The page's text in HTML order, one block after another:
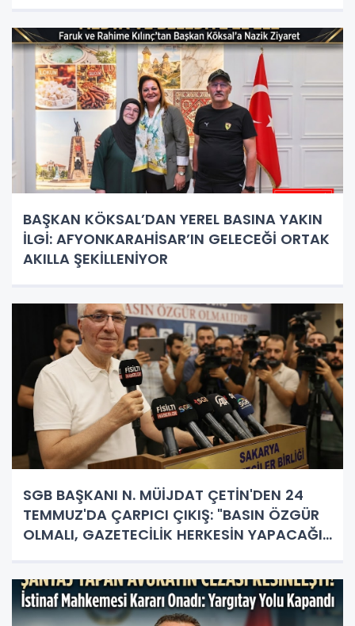
BAŞKAN KÖKSAL’DAN YEREL BASINA YAKIN
İLGİ: AFYONKARAHİSAR’IN GELECEĞİ ORTAK
AKILLA ŞEKİLLENİYOR
SGB BAŞKANI N. MÜİJDAT ÇETİN'DEN 24
TEMMUZ'DA ÇARPICI ÇIKIŞ: "BASIN ÖZGÜR
OLMALI, GAZETECİLİK HERKESİN YAPACAĞI